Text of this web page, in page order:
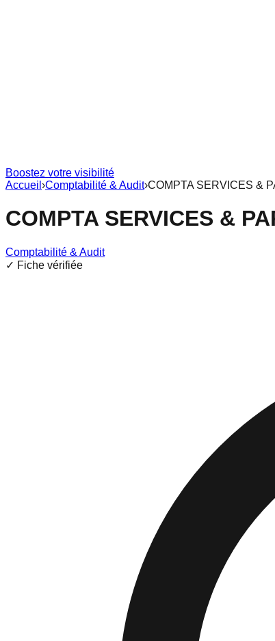
Boostez votre visibilité
Accueil ›Comptabilité & Audit›COMPTA SERVICES &
COMPTA SERVICES &
Comptabilité & Audit
✓ Fiche vérifiée